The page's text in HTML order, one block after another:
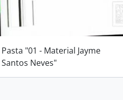
Pasta "01 - Material Jayme
Santos Neves"